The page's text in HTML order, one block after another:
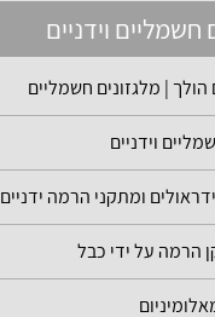
חשמליים וידניים
| מלגזונים חשמליים
וידניים
ומתקני הרמה ידניים
הרמה על ידי כבל